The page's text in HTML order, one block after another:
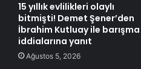
15 yıllık evlilikleri olaylı
bitmişti! Demet Şener’den
İbrahim Kutluay ile barışma
iddialarına yanıt
Ağustos 5, 2026